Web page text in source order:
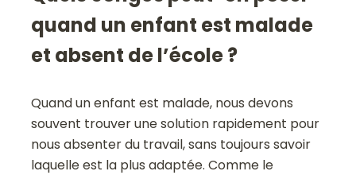
quand un enfant est malade
et absent de l’école ?
Quand un enfant est malade, nous devons
souvent trouver une solution rapidement pour
nous absenter du travail, sans toujours savoir
laquelle est la plus adaptée. Comme le